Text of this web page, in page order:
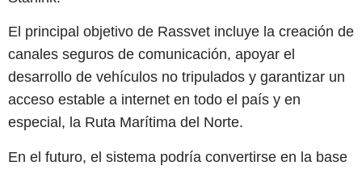
El principal objetivo de Rassvet incluye la creación de
canales seguros de comunicación, apoyar el
desarrollo de vehículos no tripulados y garantizar un
acceso estable a internet en todo el país y en
especial, la Ruta Marítima del Norte.
En el futuro, el sistema podría convertirse en la base